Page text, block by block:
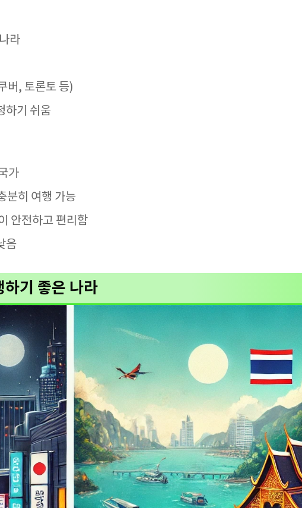
라
버, 토론토 등)
하기 쉬움
가
분히 여행 가능
안전하고 편리함
음
기 좋은 나라